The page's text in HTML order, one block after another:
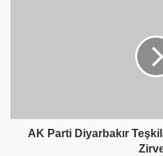
AK Parti Diyarbakır